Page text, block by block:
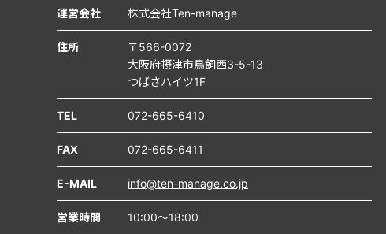
運営会社 株式会社Ten-manage
住所
〒566-0072
大阪府摂津市鳥飼西3-5-13
つばさハイツ1F
TEL 072-665-6410
FAX 072-665-6411
E-MAIL info@ten-manage.co.jp
営業時間 10:00～18:00